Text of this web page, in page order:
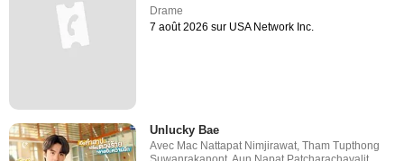
Drame
7 août 2026 sur USA Network Inc.
Unlucky Bae
Avec Mac Nattapat Nimjirawat,Tham Tupthong